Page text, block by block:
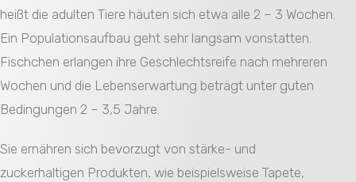
heißt die adulten Tiere häuten sich etwa alle 2 – 3 Wochen.
Ein Populationsaufbau geht sehr langsam vonstatten.
Fischchen erlangen ihre Geschlechtsreife nach mehreren
Wochen und die Lebenserwartung beträgt unter guten
Bedingungen 2 – 3,5 Jahre.
Sie ernähren sich bevorzugt von stärke- und
zuckerhaltigen Produkten, wie beispielsweise Tapete,